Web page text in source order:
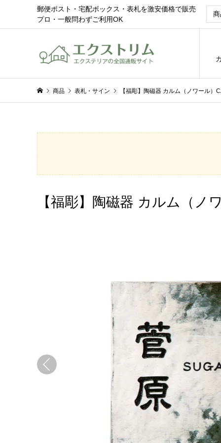
郵便ポスト・宅配ボックス・表札を激安価格で販売
プロ・一般問わずご利用OK
商品 表札・サイン 【福彫】陶磁器 カルム（ノワール）
【福彫】陶磁器 カルム（ノ